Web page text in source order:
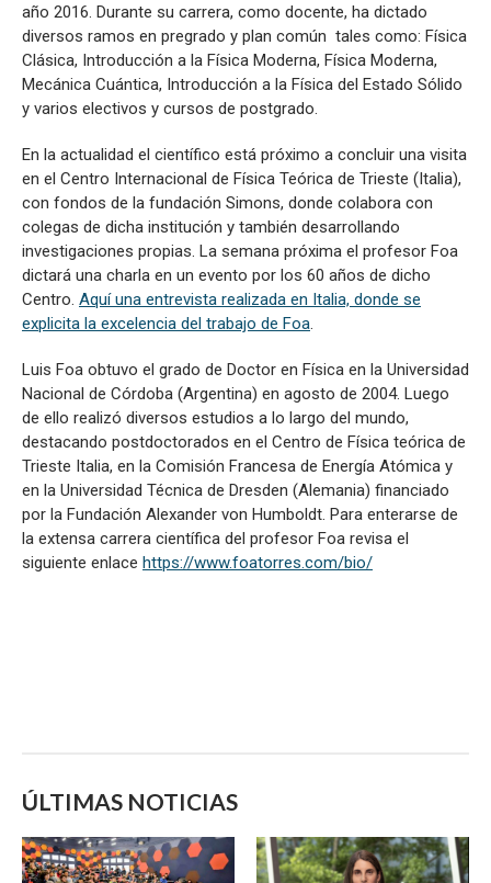
año 2016. Durante su carrera, como docente, ha dictado
diversos ramos en pregrado y plan común tales como: Física
Clásica, Introducción a la Física Moderna, Física Moderna,
Mecánica Cuántica, Introducción a la Física del Estado Sólido
y varios electivos y cursos de postgrado.
En la actualidad el científico está próximo a concluir una visita
en el Centro Internacional de Física Teórica de Trieste (Italia),
con fondos de la fundación Simons, donde colabora con
colegas de dicha institución y también desarrollando
investigaciones propias. La semana próxima el profesor Foa
dictará una charla en un evento por los 60 años de dicho
Centro. Aquí una entrevista realizada en Italia, donde se
explicita la excelencia del trabajo de Foa
Luis Foa obtuvo el grado de Doctor en Física en la Universidad
Nacional de Córdoba (Argentina) en agosto de 2004. Luego
de ello realizó diversos estudios a lo largo del mundo,
destacando postdoctorados en el Centro de Física teórica de
Trieste Italia, en la Comisión Francesa de Energía Atómica y
en la Universidad Técnica de Dresden (Alemania) financiado
por la Fundación Alexander von Humboldt. Para enterarse de
la extensa carrera científica del profesor Foa revisa el
siguiente enlace https://www.foatorres.com/bio/
ÚLTIMAS NOTICIAS